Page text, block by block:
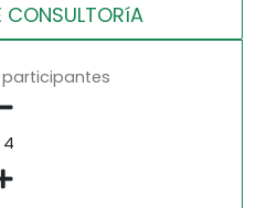
CONSULTORíA